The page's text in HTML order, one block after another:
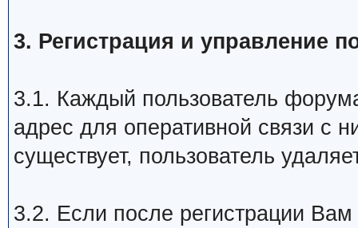
3. Регистрация и управление
3.1. Каждый пользователь
адрес для оперативной связи с
существует, пользователь
3.2. Если после регистрации